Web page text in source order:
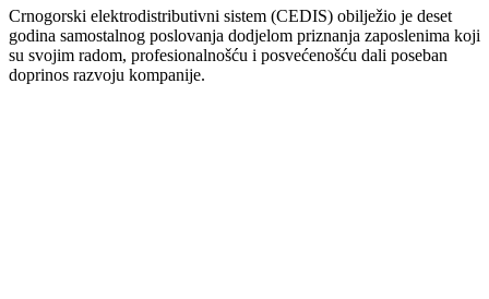
Crnogorski elektrodistributivni sistem (CEDIS) obilježio je deset
godina samostalnog poslovanja dodjelom priznanja zaposlenima koji
su svojim radom, profesionalnošću i posvećenošću dali poseban
doprinos razvoju kompanije.